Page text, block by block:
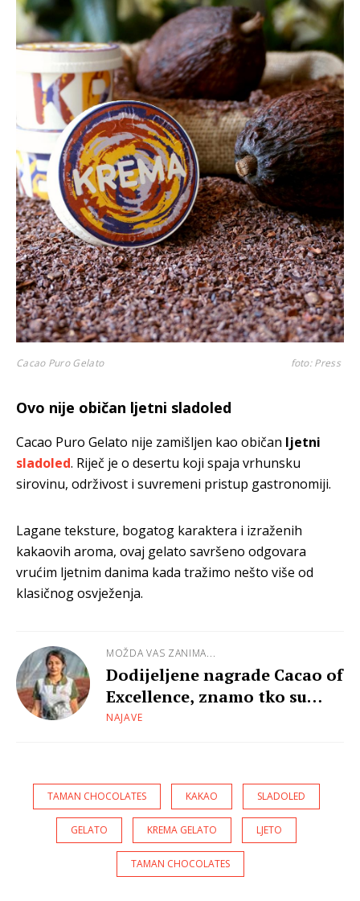
Cacao Puro Gelato foto: Press
Ovo nije običan ljetni sladoled
Cacao Puro Gelato nije zamišljen kao običan ljetni
sladoled. Riječ je o desertu koji spaja vrhunsku
sirovinu, održivost i suvremeni pristup gastronomiji.
Lagane teksture, bogatog karaktera i izraženih
kakaovih aroma, ovaj gelato savršeno odgovara
vrućim ljetnim danima kada tražimo nešto više od
klasičnog osvježenja.
MOŽDA VAS ZANIMA...
Dodijeljene nagrade Cacao of
Excellence, znamo tko su
najbolji proizvođači
NAJAVE
TAMAN CHOCOLATES KAKAO SLADOLED
GELATO KREMA GELATO LJETO
TAMAN CHOCOLATES